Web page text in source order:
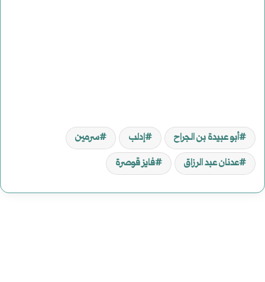
أبو عبيدة بن الجراح إدلب
سرمين
عدنان عبد الرزاق
فايز قوصرة